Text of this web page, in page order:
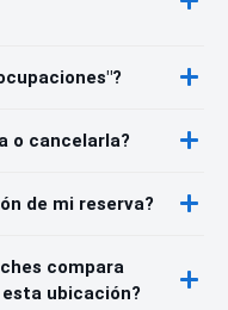
o cancelarla?
de mi reserva?
compara
ubicación?